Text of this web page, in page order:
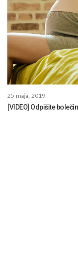
25 maja, 2019
[VIDEO] Odpišite